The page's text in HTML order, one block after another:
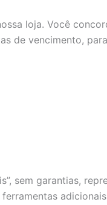
loja. Você
de vencimento,
sem garantias,